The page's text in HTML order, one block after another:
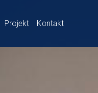
Projekt Kontakt